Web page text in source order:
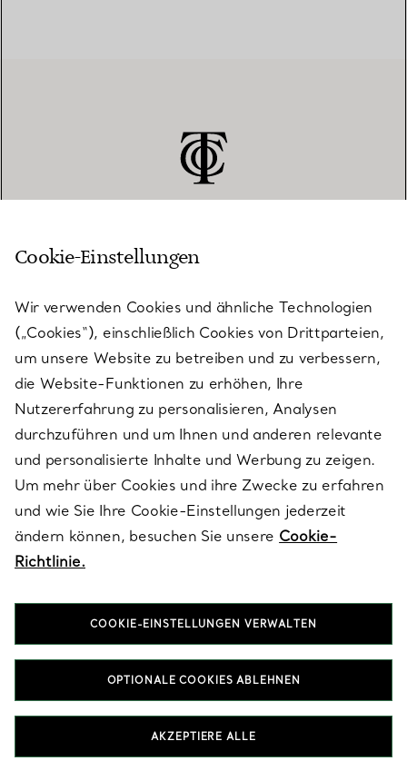
KUNDENSERVICE
SERVICES
ÜBER TIFFANY & CO.
RECHTLICHE HINWEISE
FOLGEN SIE UNS
T&Co. 2026
Cookie-Einstellungen
Wir verwenden Cookies und ähnliche Technologien
(„Cookies“), einschließlich Cookies von Drittparteien,
um unsere Website zu betreiben und zu verbessern,
die Website-Funktionen zu erhöhen, Ihre
Nutzererfahrung zu personalisieren, Analysen
durchzuführen und um Ihnen und anderen relevante
und personalisierte Inhalte und Werbung zu zeigen.
Um mehr über Cookies und ihre Zwecke zu erfahren
und wie Sie Ihre Cookie-Einstellungen jederzeit
ändern können, besuchen Sie unsere Cookie-
Richtlinie.
COOKIE-EINSTELLUNGEN VERWALTEN
OPTIONALE COOKIES ABLEHNEN
AKZEPTIERE ALLE